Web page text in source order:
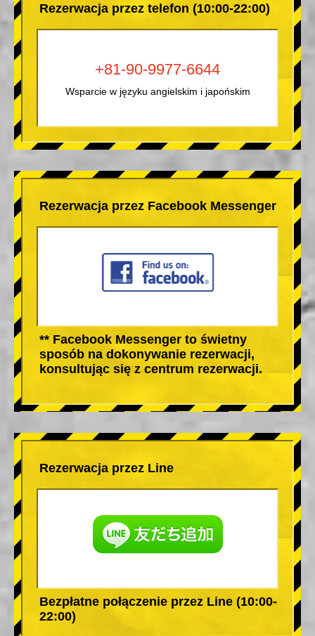
Rezerwacja przez telefon (10:00-22:00)
+81-90-9977-6644
Wsparcie w języku angielskim i japońskim
Rezerwacja przez Facebook Messenger
** Facebook Messenger to świetny
sposób na dokonywanie rezerwacji,
konsultując się z centrum rezerwacji.
Rezerwacja przez Line
Bezpłatne połączenie przez Line (10:00-
22:00)